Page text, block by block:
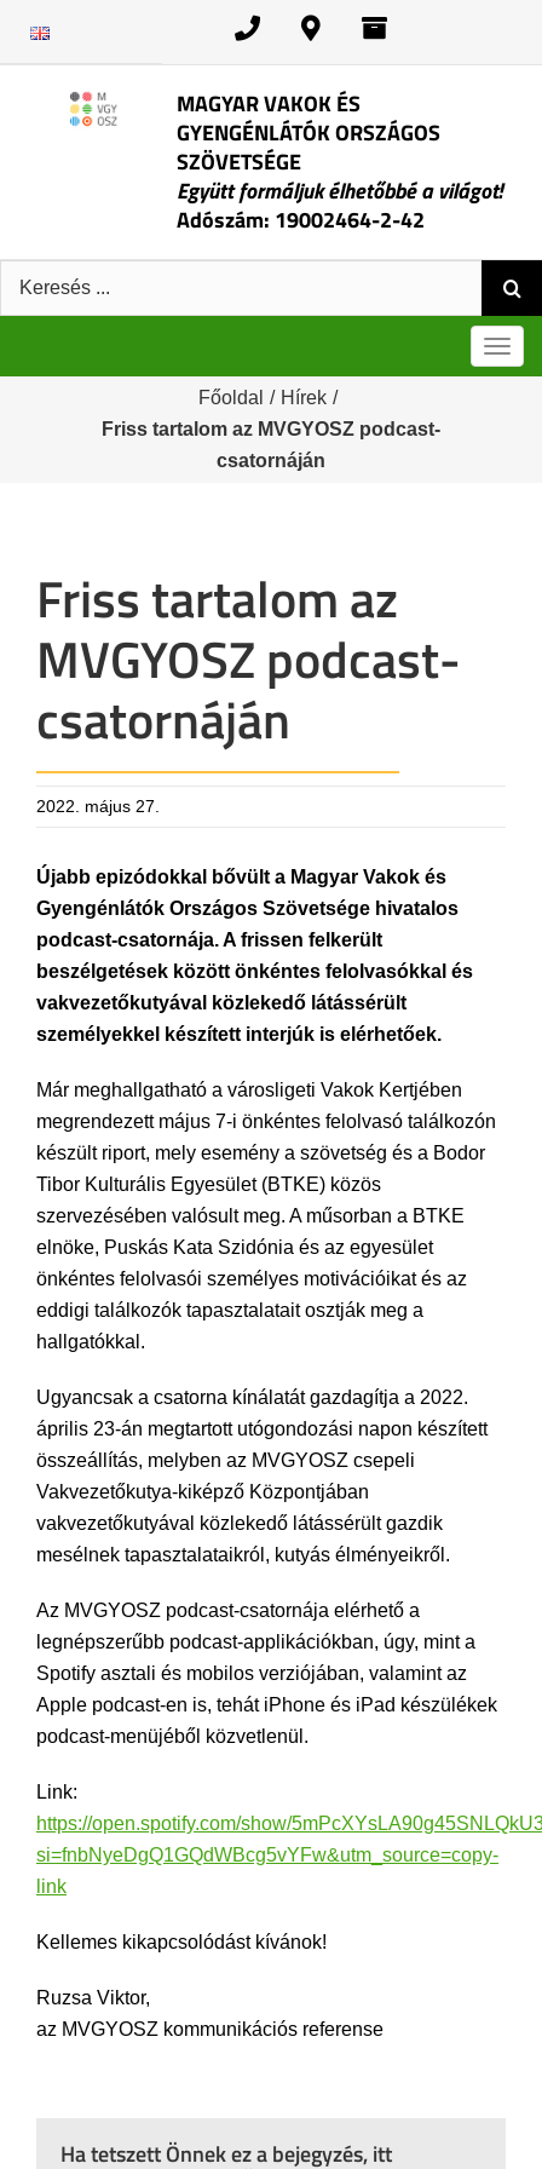
MAGYAR VAKOK ÉS
GYENGÉNLÁTÓK ORSZÁGOS
SZÖVETSÉGE
Együtt formáljuk élhetőbbé a világot!
Adószám: 19002464-2-42
Keresés:
Főoldal / Hírek /
Friss tartalom az MVGYOSZ podcast-
csatornáján
Friss tartalom az
MVGYOSZ podcast-
csatornáján
2022. május 27.
Újabb epizódokkal bővült a Magyar Vakok és
Gyengénlátók Országos Szövetsége hivatalos
podcast-csatornája. A frissen felkerült
beszélgetések között önkéntes felolvasókkal és
vakvezetőkutyával közlekedő látássérült
személyekkel készített interjúk is elérhetőek.
Már meghallgatható a városligeti Vakok Kertjében
megrendezett május 7-i önkéntes felolvasó találkozón
készült riport, mely esemény a szövetség és a Bodor
Tibor Kulturális Egyesület (BTKE) közös
szervezésében valósult meg. A műsorban a BTKE
elnöke, Puskás Kata Szidónia és az egyesület
önkéntes felolvasói személyes motivációikat és az
eddigi találkozók tapasztalatait osztják meg a
hallgatókkal.
Ugyancsak a csatorna kínálatát gazdagítja a 2022.
április 23-án megtartott utógondozási napon készített
összeállítás, melyben az MVGYOSZ csepeli
Vakvezetőkutya-kiképző Központjában
vakvezetőkutyával közlekedő látássérült gazdik
mesélnek tapasztalataikról, kutyás élményeikről.
Az MVGYOSZ podcast-csatornája elérhető a
legnépszerűbb podcast-applikációkban, úgy, mint a
Spotify asztali és mobilos verziójában, valamint az
Apple podcast-en is, tehát iPhone és iPad készülékek
podcast-menüjéből közvetlenül.
Link:
https://open.spotify.com/show/
si=fnbNyeDgQ1GQdWBcg5vYFw&utm_source=copy-
link
Kellemes kikapcsolódást kívánok!
Ruzsa Viktor,
az MVGYOSZ kommunikációs referense
Ha tetszett Önnek ez a bejegyzés, itt